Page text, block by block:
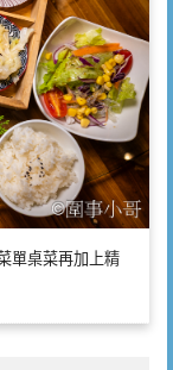
單桌菜再加上精